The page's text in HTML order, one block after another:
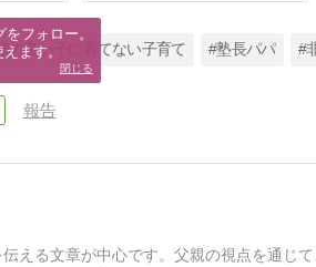
の良い子に育てない子育て #塾長パパ #
報告
える文章が中心です。父親の視点を通じ
フォロー。
ます。
閉じる